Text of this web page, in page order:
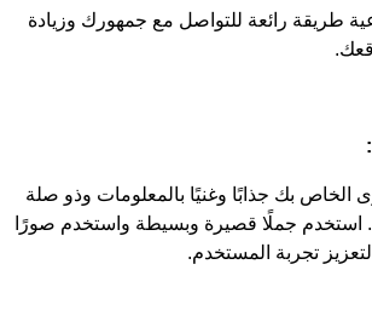
طريقة رائعة للتواصل مع جمهورك وزيادة
الخاص بك جذابًا وغنيًا بالمعلومات وذو صلة
جملًا قصيرة وبسيطة واستخدم صورًا
تجربة المستخدم.